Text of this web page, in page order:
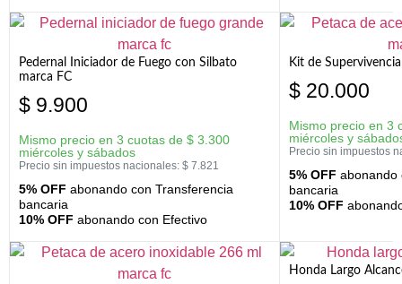
Pedernal Iniciador de Fuego con Silbato
marca FC
$ 9.900
Mismo precio en 3 cuotas de $ 3.300
miércoles y sábados
Precio sin impuestos nacionales: $ 7.821
5% OFF abonando con Transferencia
bancaria
10% OFF abonando con Efectivo
Kit de
$ 20.000
Mismo precio en 3
miércoles y
Precio sin impuestos
5% OFF abonando
bancaria
10% OFF
Honda Largo